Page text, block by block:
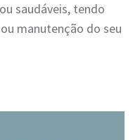
saudáveis, tendo
manutenção do seu